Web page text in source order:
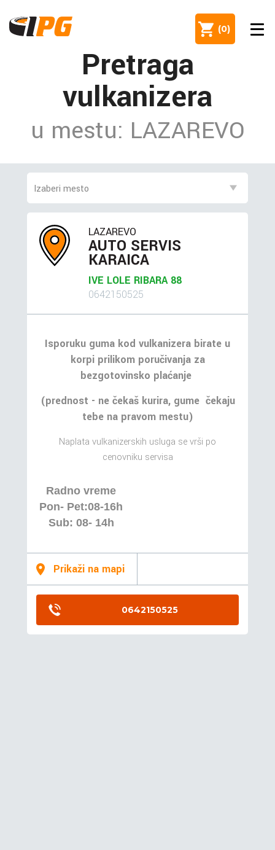
(0)
Pretraga
vulkanizera
u mestu: LAZAREVO
LAZAREVO
AUTO SERVIS
KARAICA
IVE LOLE RIBARA 88
0642150525
Isporuku guma kod vulkanizera birate u
korpi prilikom poručivanja za
bezgotovinsko plaćanje
(prednost - ne čekaš kurira, gume čekaju
tebe na pravom mestu)
Naplata vulkanizerskih usluga se vrši po
cenovniku servisa
Radno vreme
Pon- Pet:08-16h
Sub: 08- 14h
Prikaži na mapi
0642150525